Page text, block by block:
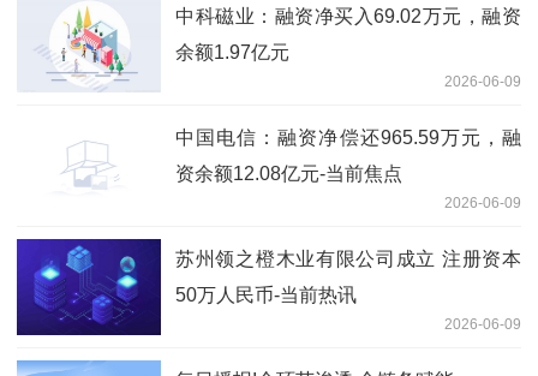
中科磁业：融资净买入69.02万元，融资
余额1.97亿元
2026-06-09
中国电信：融资净偿还965.59万元，融
资余额12.08亿元-当前焦点
2026-06-09
苏州领之橙木业有限公司成立 注册资本
50万人民币-当前热讯
2026-06-09